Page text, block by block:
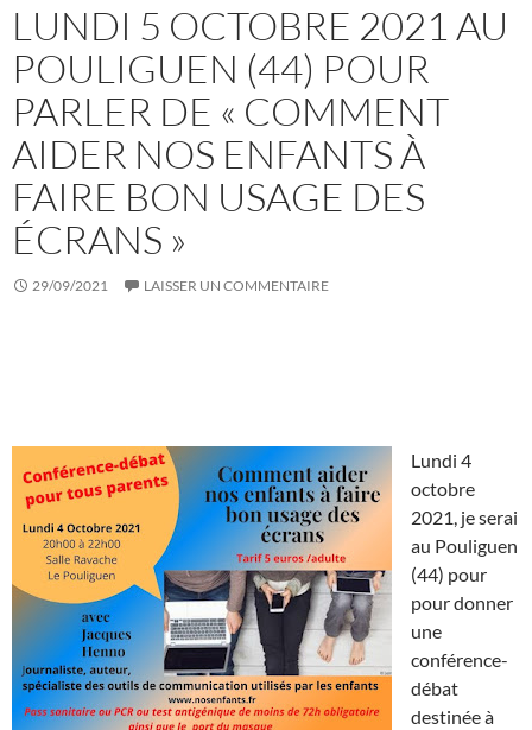
LUNDI 5 OCTOBRE 2021 AU
POULIGUEN (44) POUR
PARLER DE « COMMENT
AIDER NOS ENFANTS À
FAIRE BON USAGE DES
ÉCRANS »
29/09/2021 LAISSER UN COMMENTAIRE
Lundi 4
octobre
2021, je serai
au Pouliguen
(44) pour
pour donner
une
conférence-
débat
destinée à